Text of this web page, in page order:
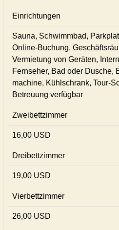
Einrichtungen
Sauna, Schwimmbad,
Online-Buchung,
Vermietung von Geräten,
Fernseher, Bad oder Dusche,
machine, Kühlschrank, Tour-
Betreuung verfügbar
Zweibettzimmer
16,00 USD
Dreibettzimmer
19,00 USD
Vierbettzimmer
26,00 USD